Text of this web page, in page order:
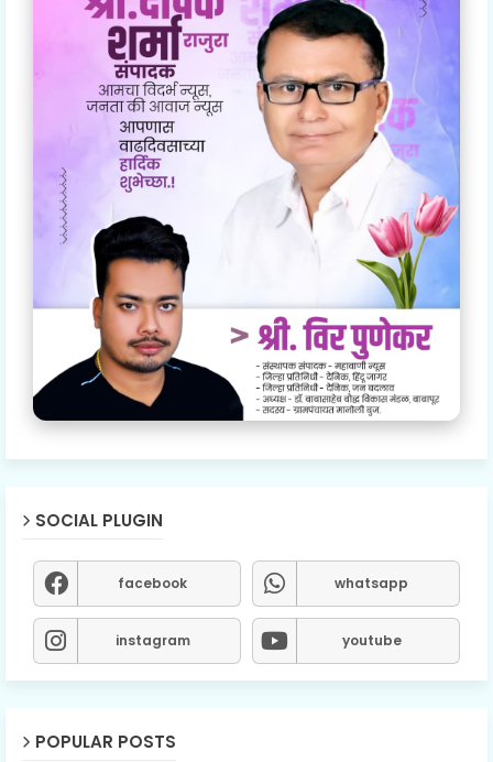
SOCIAL PLUGIN
facebook whatsapp
instagram youtube
POPULAR POSTS